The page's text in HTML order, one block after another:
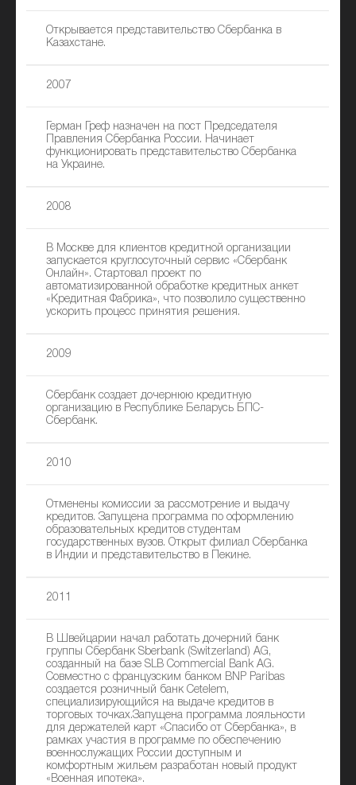
Открывается представительство Сбербанка в
Казахстане.
2007
Герман Греф назначен на пост Председателя
Правления Сбербанка России. Начинает
функционировать представительство Сбербанка
на Украине.
2008
В Москве для клиентов кредитной организации
запускается круглосуточный сервис «Сбербанк
Онлайн». Стартовал проект по
автоматизированной обработке кредитных анкет
«Кредитная Фабрика», что позволило существенно
ускорить процесс принятия решения.
2009
Сбербанк создает дочернюю кредитную
организацию в Республике Беларусь БПС-
Сбербанк.
2010
Отменены комиссии за рассмотрение и выдачу
кредитов. Запущена программа по оформлению
образовательных кредитов студентам
государственных вузов. Открыт филиал Сбербанка
в Индии и представительство в Пекине.
2011
В Швейцарии начал работать дочерний банк
группы Сбербанк Sberbank (Switzerland) AG,
созданный на базе SLB Commercial Bank AG.
Совместно с французским банком BNP Paribas
создается розничный банк Cetelem,
специализирующийся на выдаче кредитов в
торговых точках.Запущена программа лояльности
для держателей карт «Спасибо от Сбербанка», в
рамках участия в программе по обеспечению
военнослужащих России доступным и
комфортным жильем разработан новый продукт
«Военная ипотека».